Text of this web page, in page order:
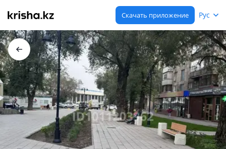
Скачать приложение Рус